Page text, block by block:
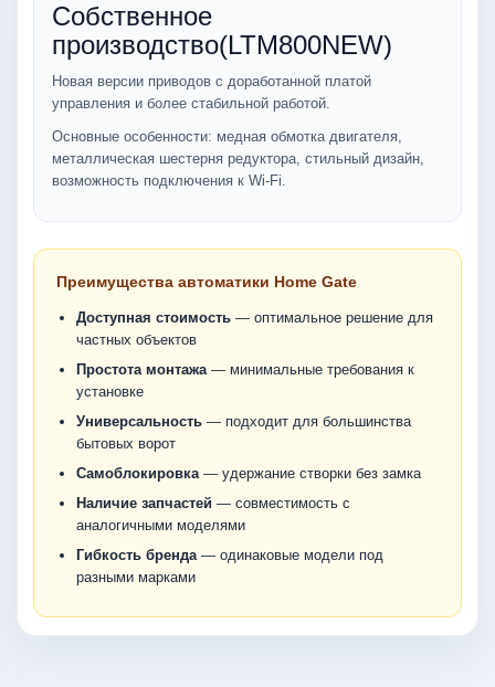
Собственное
производство(LTM800NEW)
Новая версии приводов с доработанной платой
управления и более стабильной работой.
Основные особенности: медная обмотка двигателя,
металлическая шестерня редуктора, стильный дизайн,
возможность подключения к Wi-Fi.
Преимущества автоматики Home Gate
Доступная стоимость — оптимальное решение для
частных объектов
Простота монтажа— минимальные требования к
установке
Универсальность — подходит для большинства
бытовых ворот
Самоблокировка— удержание створки без замка
Наличие запчастей — совместимость с
аналогичными моделями
Гибкость бренда— одинаковые модели под
разными марками